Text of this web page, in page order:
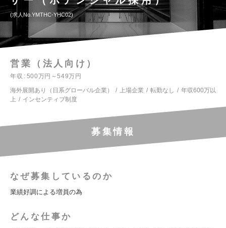
求人No.YMTHC-YHC02
営業（法人向け）
年収
500万円～549万円
海外展開あり（日系グローバル企業）
上場企業 転勤なし
年収600万以
上
インセンティブ制度
募集情報
なぜ募集しているのか
業績好調による増員の為
どんな仕事か